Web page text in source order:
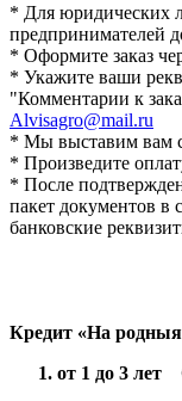
* Для юридических
предпринимателей
* Оформите заказ
* Укажите ваши
"Комментарии к
Alvisagro@mail.ru
* Мы выставим вам
* Произведите
* После
пакет документов в
банковские
Кредит «На
от 1 до 3 лет